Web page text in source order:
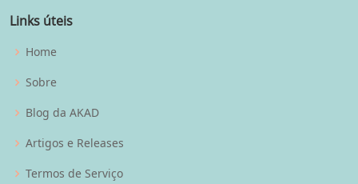
Links úteis
Home
Sobre
Blog da AKAD
Artigos e Releases
Termos de Serviço